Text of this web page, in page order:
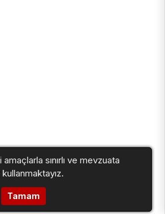
sınırlı ve mevzuata
Tamam